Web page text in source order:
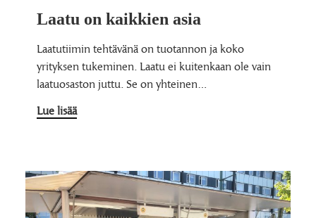
Laatu on kaikkien asia
Laatutiimin tehtävänä on tuotannon ja koko
yrityksen tukeminen. Laatu ei kuitenkaan ole vain
laatuosaston juttu. Se on yhteinen…
Lue lisää